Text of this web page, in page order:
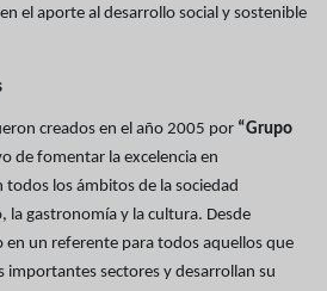
el aporte al desarrollo social y sostenible
creados en el año 2005 por “Grupo
de fomentar la excelencia en
todos los ámbitos de la sociedad
la gastronomía y la cultura. Desde
en un referente para todos aquellos que
importantes sectores y desarrollan su